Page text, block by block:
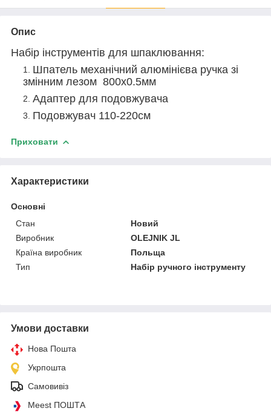
Опис
Набір інструментів для шпаклювання:
Шпатель механічний алюмінієва ручка зі
змінним лезом 800х0.5мм
Адаптер для подовжувача
Подовжувач 110-220см
Приховати
Характеристики
Основні
Стан
Новий
Виробник
OLEJNIK JL
Країна виробник
Польща
Тип
Набір ручного інструменту
Умови доставки
Нова Пошта
Укрпошта
Самовивіз
Meest ПОШТА